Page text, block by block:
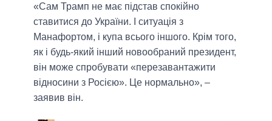
«Сам Трамп не має підстав спокійно
ставитися до України. І ситуація з
Манафортом, і купа всього іншого. Крім того,
як і будь-який інший новообраний президент,
він може спробувати «перезавантажити
відносини з Росією». Це нормально», –
заявив він.